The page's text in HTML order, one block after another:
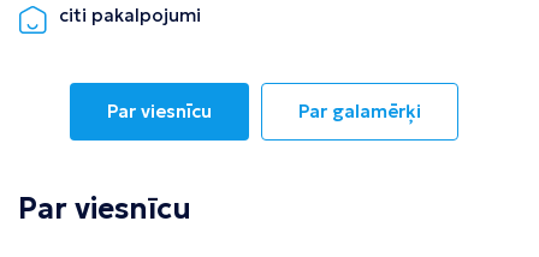
citi pakalpojumi
Par viesnīcu Par galamērķi
Par viesnīcu